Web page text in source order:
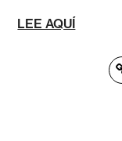
LEE AQUÍ